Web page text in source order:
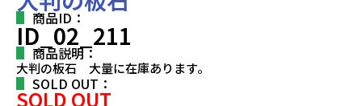
商品ID：
ID_02_211
商品説明：
大判の板石 大量に在庫あります。
SOLD OUT：
SOLD OUT